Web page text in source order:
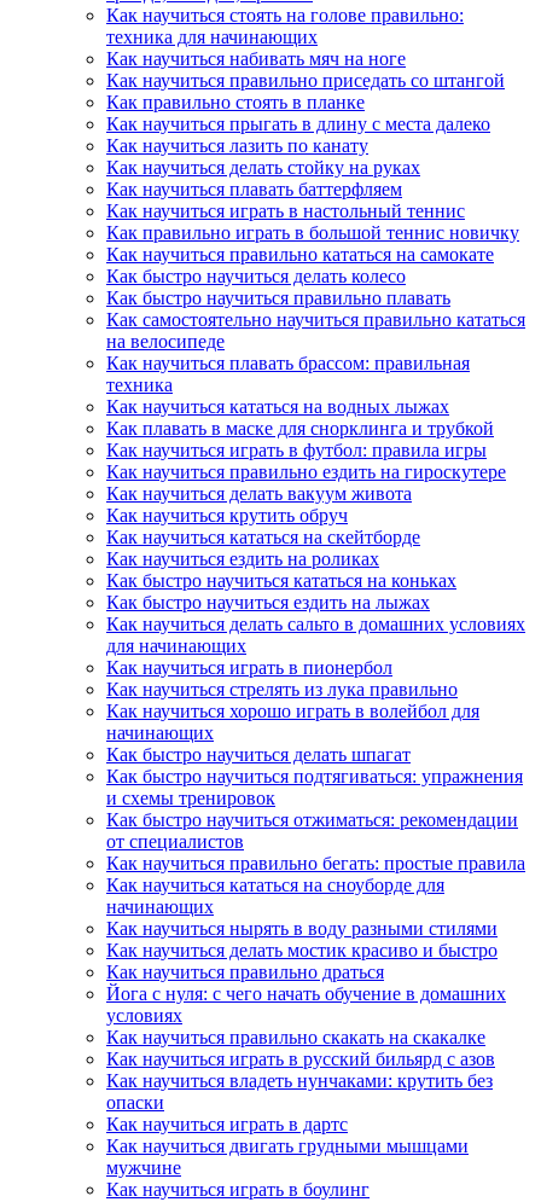
Как научиться стоять на голове правильно:
техника для начинающих
Как научиться набивать мяч на ноге
Как научиться правильно приседать со штангой
Как правильно стоять в планке
Как научиться прыгать в длину с места далеко
Как научиться лазить по канату
Как научиться делать стойку на руках
Как научиться плавать баттерфляем
Как научиться играть в настольный теннис
Как правильно играть в большой теннис новичку
Как научиться правильно кататься на самокате
Как быстро научиться делать колесо
Как быстро научиться правильно плавать
Как самостоятельно научиться правильно кататься
на велосипеде
Как научиться плавать брассом: правильная
техника
Как научиться кататься на водных лыжах
Как плавать в маске для снорклинга и трубкой
Как научиться играть в футбол: правила игры
Как научиться правильно ездить на гироскутере
Как научиться делать вакуум живота
Как научиться крутить обруч
Как научиться кататься на скейтборде
Как научиться ездить на роликах
Как быстро научиться кататься на коньках
Как быстро научиться ездить на лыжах
Как научиться делать сальто в домашних условиях
для начинающих
Как научиться играть в пионербол
Как научиться стрелять из лука правильно
Как научиться хорошо играть в волейбол для
начинающих
Как быстро научиться делать шпагат
Как быстро научиться подтягиваться: упражнения
и схемы тренировок
Как быстро научиться отжиматься: рекомендации
от специалистов
Как научиться правильно бегать: простые правила
Как научиться кататься на сноуборде для
начинающих
Как научиться нырять в воду разными стилями
Как научиться делать мостик красиво и быстро
Как научиться правильно драться
Йога с нуля: с чего начать обучение в домашних
условиях
Как научиться правильно скакать на скакалке
Как научиться играть в русский бильярд с азов
Как научиться владеть нунчаками: крутить без
опаски
Как научиться играть в дартс
Как научиться двигать грудными мышцами
мужчине
Как научиться играть в боулинг